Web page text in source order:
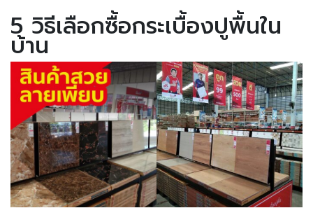
5 วิธีเลือกซื้อกระเบื้องปูพื้นใน
บ้าน